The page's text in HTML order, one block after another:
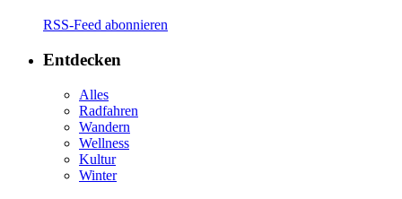
RSS-Feed abonnieren
Entdecken
Alles
Radfahren
Wandern
Wellness
Kultur
Winter